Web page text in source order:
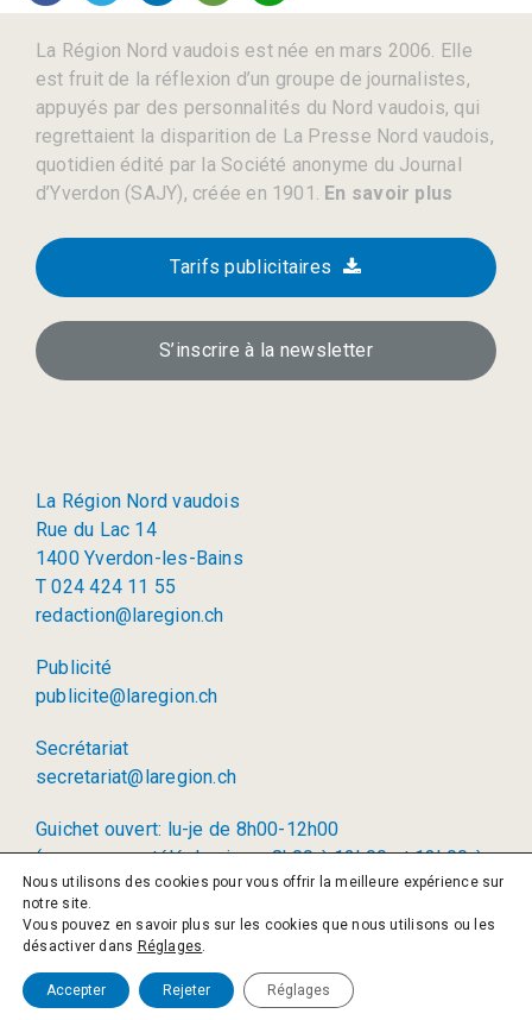
La Région Nord vaudois est née en mars 2006. Elle
est fruit de la réflexion d’un groupe de journalistes,
appuyés par des personnalités du Nord vaudois, qui
regrettaient la disparition de La Presse Nord vaudois,
quotidien édité par la Société anonyme du Journal
d’Yverdon (SAJY), créée en 1901. En savoir plus
Tarifs publicitaires
S’inscrire à la newsletter
La Région Nord vaudois
Rue du Lac 14
1400 Yverdon-les-Bains
T 024 424 11 55
redaction@laregion.ch
Publicité
publicite@laregion.ch
Secrétariat
secretariat@laregion.ch
Guichet ouvert: lu-je de 8h00-12h00
(permanence téléphonique: 8h00 à 12h00 et 13h00 à
17h00)
© 2026 La Région SA
Nous utilisons des cookies pour vous offrir la meilleure expérience sur
notre site.
Vous pouvez en savoir plus sur les cookies que nous utilisons ou les
désactiver dans Réglages.
Accepter Rejeter Réglages